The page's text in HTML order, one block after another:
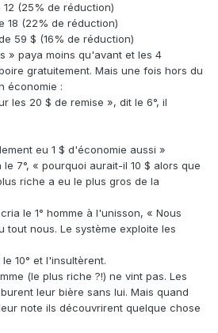
(25% de réduction)
18 (22% de réduction)
59 $ (16% de réduction)
» paya moins qu'avant et les 4
gratuitement. Mais une fois hors du
économie :
les 20 $ de remise », dit le 6°, il
eu 1 $ d'économie aussi »
7°, « pourquoi aurait-il 10 $ alors que
riche a eu le plus gros de la
le 1° homme à l'unisson, « Nous
tout nous. Le système exploite les
10° et l'insultèrent.
(le plus riche ?!) ne vint pas. Les
leur bière sans lui. Mais quand
note ils découvrirent quelque chose